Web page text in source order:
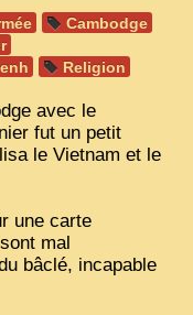
Cambodge
Religion
avec le
fut un petit
le Vietnam et le
une carte
mal
bâclé, incapable